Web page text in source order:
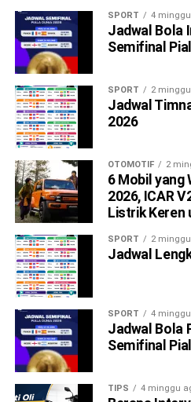
SPORT 4
Jadwal Bola
Semifinal
SPORT 2
Jadwal
2026
OTOMOTIF 2
6 Mobil yang
2026, ICAR
Listrik Keren
SPORT 2
Jadwal
SPORT 4
Jadwal Bola
Semifinal
TIPS 4 minggu